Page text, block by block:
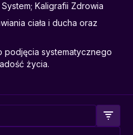
Kaligrafii Zdrowia
ciała i ducha oraz
podjęcia systematycznego
życia.